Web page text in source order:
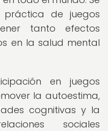
de juegos
tanto efectos
en la salud mental
en juegos
la autoestima,
cognitivas y la
sociales